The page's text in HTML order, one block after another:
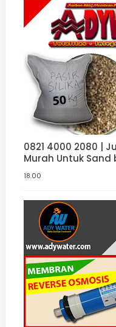
0821 4000 2080 |
Murah Untuk
18.00